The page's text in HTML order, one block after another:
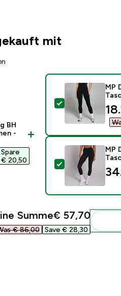
mit
BH
-
Spare
€ 20,50‎
Dieses
MP
Dieses
MP
Summe€ 57,70‎
€ 86,00‎ Save € 28,30‎